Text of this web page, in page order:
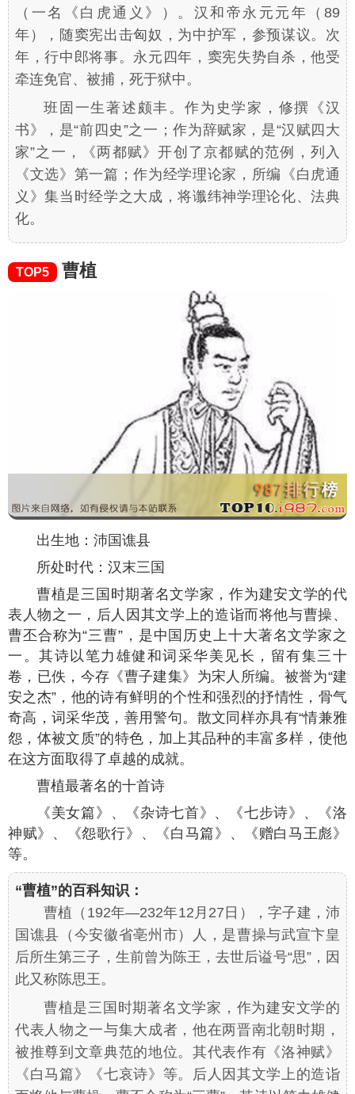
（一名《白虎通义》）。汉和帝永元元年（89
年），随窦宪出击匈奴，为中护军，参预谋议。次
年，行中郎将事。永元四年，窦宪失势自杀，他受
牵连免官、被捕，死于狱中。
班固一生著述颇丰。作为史学家，修撰《汉
书》，是“前四史”之一；作为辞赋家，是“汉赋四大
家”之一，《两都赋》开创了京都赋的范例，列入
《文选》第一篇；作为经学理论家，所编《白虎通
义》集当时经学之大成，将谶纬神学理论化、法典
化。
TOP5 曹植
出生地：沛国谯县
所处时代：汉末三国
曹植是三国时期著名文学家，作为建安文学的代
表人物之一，后人因其文学上的造诣而将他与曹操、
曹丕合称为“三曹”，是中国历史上十大著名文学家之
一。其诗以笔力雄健和词采华美见长，留有集三十
卷，已佚，今存《曹子建集》为宋人所编。被誉为“建
安之杰”，他的诗有鲜明的个性和强烈的抒情性，骨气
奇高，词采华茂，善用警句。散文同样亦具有“情兼雅
怨，体被文质”的特色，加上其品种的丰富多样，使他
在这方面取得了卓越的成就。
曹植最著名的十首诗
《美女篇》、《杂诗七首》、《七步诗》、《洛
神赋》、《怨歌行》、《白马篇》、《赠白马王彪》
等。
“曹植”的百科知识：
曹植（192年—232年12月27日），字子建，沛
国谯县（今安徽省亳州市）人，是曹操与武宣卞皇
后所生第三子，生前曾为陈王，去世后谥号“思”，因
此又称陈思王。
曹植是三国时期著名文学家，作为建安文学的
代表人物之一与集大成者，他在两晋南北朝时期，
被推尊到文章典范的地位。其代表作有《洛神赋》
《白马篇》《七哀诗》等。后人因其文学上的造诣